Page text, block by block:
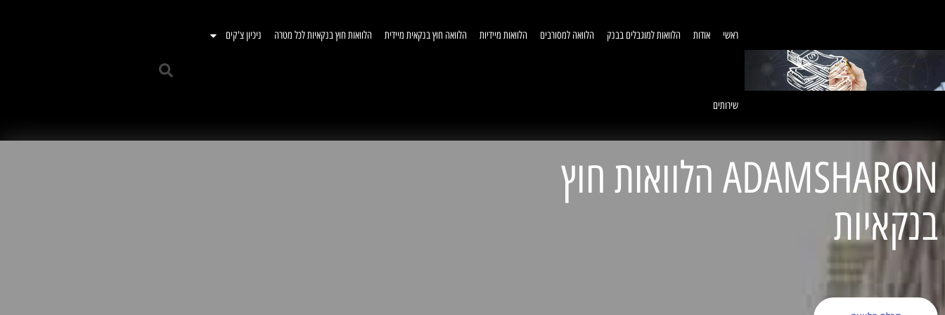
ראשי אודות הלוואות למוגבלים בבנק הלוואה למסורבים הלוואות מיידיות הלוואה חוץ בנקאית מיידית הלוואות חוץ בנקאיות לכל מטרה ניכיון צ'קים
שירותים
ADAMSHARON הלוואות חוץ
בנקאיות